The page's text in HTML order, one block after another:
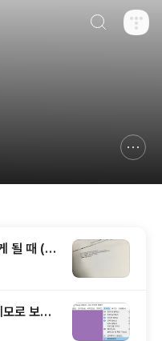
될 때 (@
로 보이